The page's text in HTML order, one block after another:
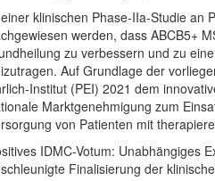
klinischen Phase-IIa-Studie an
werden, dass ABCB5+
zu verbessern und zu
Auf Grundlage der
Institut (PEI) 2021 dem
Marktgenehmigung zum
von Patienten mit
IDMC-Votum: Unabhängiges
Finalisierung der